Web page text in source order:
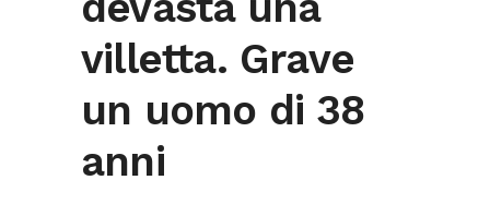
villetta. Grave
un uomo di 38
anni